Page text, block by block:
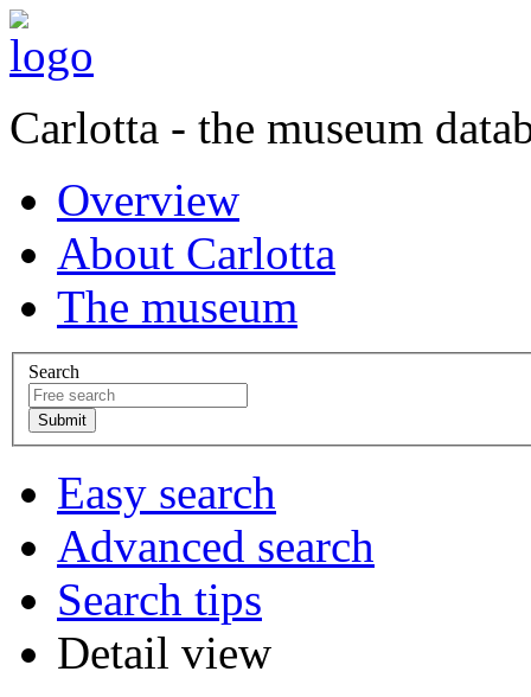
Carlotta - the museum
Overview
About Carlotta
The museum
Search
Easy search
Advanced search
Search tips
Detail view